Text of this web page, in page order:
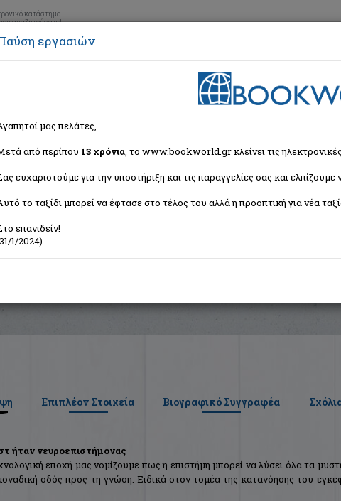
κατάστημα
αναζητούσατε!
>Θετικές > Ο Προυστ ήταν νευροεπιστήμονας
ήταν νευροεπιστήμονας
Jonah
Επιπλέον Στοιχεία Βιογραφικό Συγγραφέα
ήταν νευροεπιστήμονας
επoχή μας νομίζουμε πως η επιστήμη μπορεί να λύσει όλα τα
οδός προς τη γνώση. Ειδικά στον τομέα της κατανόησης του
εργασιών
μας πελάτες,
από περίπου 13 χρόνια, το www.bookworld.gr κλείνει τις
ευχαριστούμε για την υποστήριξη και τις παραγγελίες σας και
το ταξίδι μπορεί να έφτασε στο τέλος του αλλά η προοπτική για νέα
επανιδείν!
1/2024)